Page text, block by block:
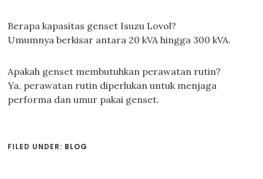
Berapa kapasitas genset Isuzu Lovol?
Umumnya berkisar antara 20 kVA hingga 300 kVA.
Apakah genset membutuhkan perawatan rutin?
Ya, perawatan rutin diperlukan untuk menjaga
performa dan umur pakai genset.
FILED UNDER: BLOG